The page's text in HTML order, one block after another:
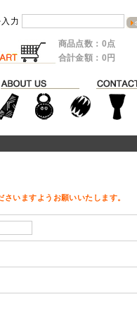
力
商品点数：0点
合計金額：0円
いますようお願いいたします。